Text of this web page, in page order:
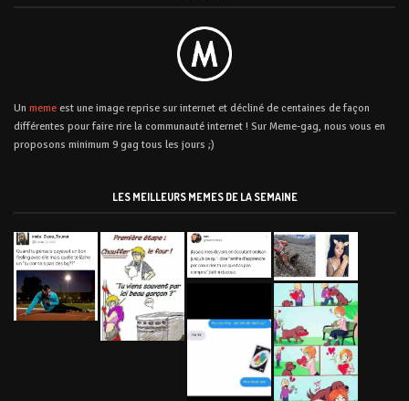
Un meme est une image reprise sur internet et décliné de centaines de façon
différentes pour faire rire la communauté internet ! Sur Meme-gag, nous vous en
proposons minimum 9 gag tous les jours ;)
LES MEILLEURS MEMES DE LA SEMAINE